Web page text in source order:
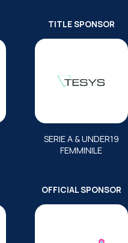
TITLE SPONSOR
SERIE A & UNDER19
FEMMINILE
OFFICIAL SPONSOR